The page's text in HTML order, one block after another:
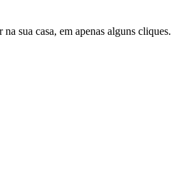
sua casa, em apenas alguns cliques.